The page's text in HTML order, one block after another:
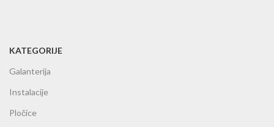
KATEGORIJE
Galanterija
Instalacije
Pločice